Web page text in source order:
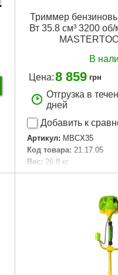
Триммер
Вт 35.8 см³ 3200
В
Цена:8 859 грн
Отгрузка в
дней
Добавить к
Артикул: MBCX35
Код товара: 21.17.05
Вес: 26.8 кг
Мощность, Вт: 900
Объём топливного